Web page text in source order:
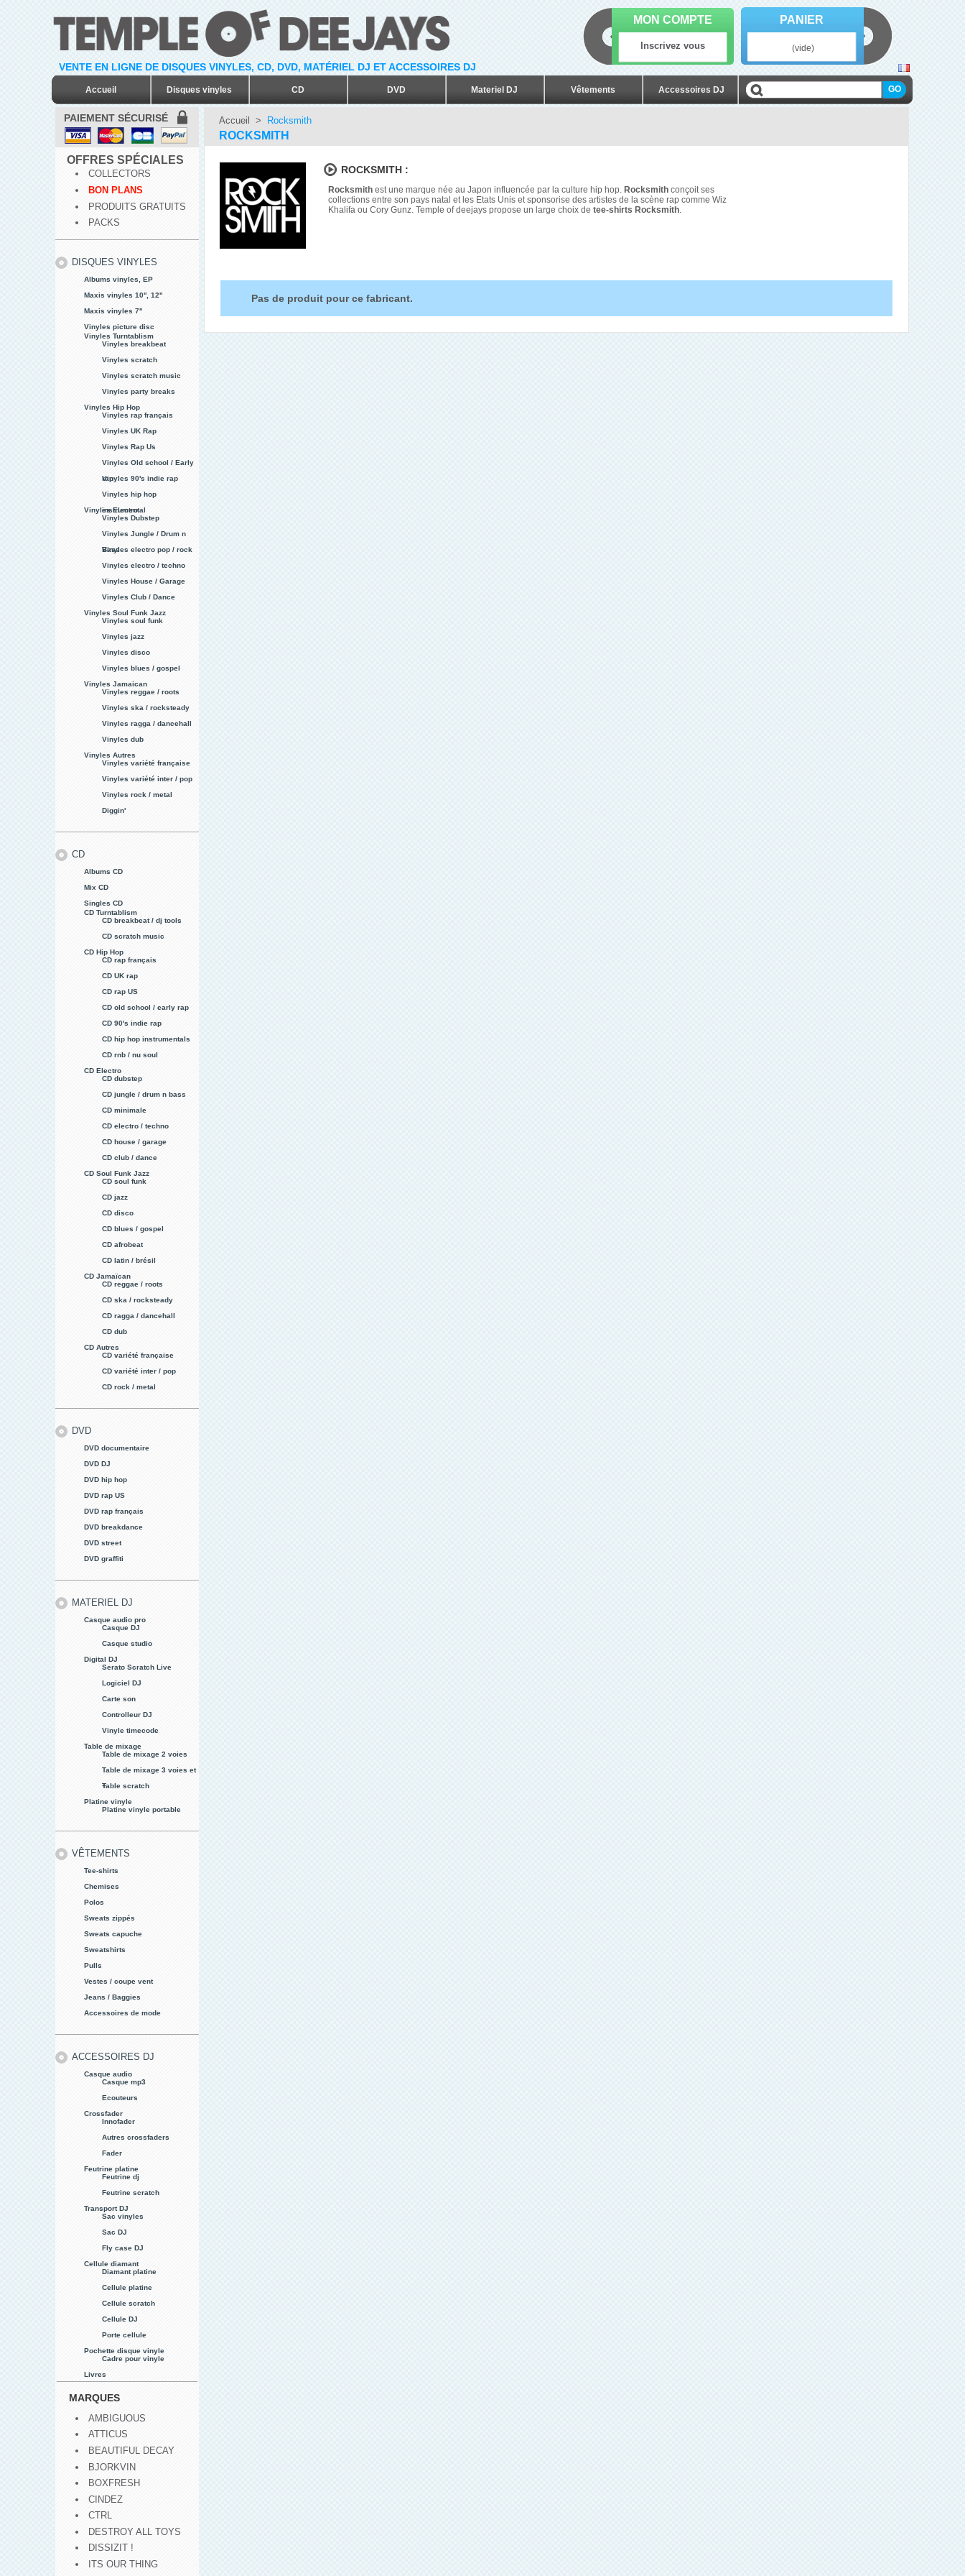
VENTE EN LIGNE DE DISQUES VINYLES, CD, DVD, MATÉRIEL DJ ET ACCESSOIRES DJ
Accueil Disques vinyles CD DVD Materiel DJ Vêtements Accessoires DJ
MON COMPTE
Inscrivez vous
PANIER
(vide)
PAIEMENT SÉCURISÉ
OFFRES SPÉCIALES
COLLECTORS
BON PLANS
PRODUITS GRATUITS
PACKS
DISQUES VINYLES
Albums vinyles, EP
Maxis vinyles 10'', 12''
Maxis vinyles 7''
Vinyles picture disc
Vinyles Turntablism
Vinyles breakbeat
Vinyles scratch
Vinyles scratch music
Vinyles party breaks
Vinyles Hip Hop
Vinyles rap français
Vinyles UK Rap
Vinyles Rap Us
Vinyles Old school / Early
rap
Vinyles 90's indie rap
Vinyles hip hop
instrumental
Vinyles Electro
Vinyles Dubstep
Vinyles Jungle / Drum n
Bass
Vinyles electro pop / rock
Vinyles electro / techno
Vinyles House / Garage
Vinyles Club / Dance
Vinyles Soul Funk Jazz
Vinyles soul funk
Vinyles jazz
Vinyles disco
Vinyles blues / gospel
Vinyles Jamaican
Vinyles reggae / roots
Vinyles ska / rocksteady
Vinyles ragga / dancehall
Vinyles dub
Vinyles Autres
Vinyles variété française
Vinyles variété inter / pop
Vinyles rock / metal
Diggin'
CD
Albums CD
Mix CD
Singles CD
CD Turntablism
CD breakbeat / dj tools
CD scratch music
CD Hip Hop
CD rap français
CD UK rap
CD rap US
CD old school / early rap
CD 90's indie rap
CD hip hop instrumentals
CD rnb / nu soul
CD Electro
CD dubstep
CD jungle / drum n bass
CD minimale
CD electro / techno
CD house / garage
CD club / dance
CD Soul Funk Jazz
CD soul funk
CD jazz
CD disco
CD blues / gospel
CD afrobeat
CD latin / brésil
CD Jamaïcan
CD reggae / roots
CD ska / rocksteady
CD ragga / dancehall
CD dub
CD Autres
CD variété française
CD variété inter / pop
CD rock / metal
DVD
DVD documentaire
DVD DJ
DVD hip hop
DVD rap US
DVD rap français
DVD breakdance
DVD street
DVD graffiti
MATERIEL DJ
Casque audio pro
Casque DJ
Casque studio
Digital DJ
Serato Scratch Live
Logiciel DJ
Carte son
Controlleur DJ
Vinyle timecode
Table de mixage
Table de mixage 2 voies
Table de mixage 3 voies et
+
Table scratch
Platine vinyle
Platine vinyle portable
VÊTEMENTS
Tee-shirts
Chemises
Polos
Sweats zippés
Sweats capuche
Sweatshirts
Pulls
Vestes / coupe vent
Jeans / Baggies
Accessoires de mode
ACCESSOIRES DJ
Casque audio
Casque mp3
Ecouteurs
Crossfader
Innofader
Autres crossfaders
Fader
Feutrine platine
Feutrine dj
Feutrine scratch
Transport DJ
Sac vinyles
Sac DJ
Fly case DJ
Cellule diamant
Diamant platine
Cellule platine
Cellule scratch
Cellule DJ
Porte cellule
Pochette disque vinyle
Cadre pour vinyle
Livres
MARQUES
AMBIGUOUS
ATTICUS
BEAUTIFUL DECAY
BJORKVIN
BOXFRESH
CINDEZ
CTRL
DESTROY ALL TOYS
DISSIZIT !
ITS OUR THING
Accueil > Rocksmith
ROCKSMITH
ROCKSMITH :
Rocksmith est une marque née au Japon influencée par la culture hip hop. Rocksmith conçoit ses
collections entre son pays natal et les Etats Unis et sponsorise des artistes de la scène rap comme Wiz
Khalifa ou Cory Gunz. Temple of deejays propose un large choix de tee-shirts Rocksmith.
Pas de produit pour ce fabricant.